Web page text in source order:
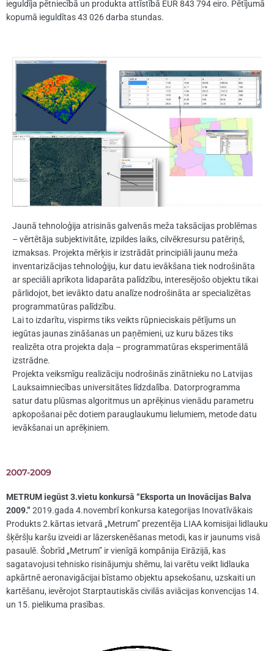
ieguldīja pētniecībā un produkta attīstībā EUR 843 794 eiro. Pētījumā
kopumā ieguldītas 43 026 darba stundas.
Jaunā tehnoloģija atrisinās galvenās meža taksācijas problēmas
– vērtētāja subjektivitāte, izpildes laiks, cilvēkresursu patēriņš,
izmaksas. Projekta mērķis ir izstrādāt principiāli jaunu meža
inventarizācijas tehnoloģiju, kur datu ievākšana tiek nodrošināta
ar speciāli aprīkota lidaparāta palīdzību, interesējošo objektu tikai
pārlidojot, bet ievākto datu analīze nodrošināta ar specializētas
programmatūras palīdzību.
Lai to izdarītu, vispirms tiks veikts rūpnieciskais pētījums un
iegūtas jaunas zināšanas un paņēmieni, uz kuru bāzes tiks
realizēta otra projekta daļa – programmatūras eksperimentālā
izstrādne.
Projekta veiksmīgu realizāciju nodrošinās zinātnieku no Latvijas
Lauksaimniecības universitātes līdzdalība. Datorprogramma
satur datu plūsmas algoritmus un aprēķinus vienādu parametru
apkopošanai pēc dotiem parauglaukumu lielumiem, metode datu
ievākšanai un aprēķiniem.
2007-2009
METRUM iegūst 3.vietu konkursā “Eksporta un Inovācijas Balva
2009.” 2019.gada 4.novembrī konkursa kategorijas Inovatīvākais
Produkts 2.kārtas ietvarā „Metrum” prezentēja LIAA komisijai lidlauku
šķēršļu karšu izveidi ar lāzerskenēšanas metodi, kas ir jaunums visā
pasaulē. Šobrīd „Metrum” ir vienīgā kompānija Eirāzijā, kas
sagatavojusi tehnisko risinājumju shēmu, lai varētu veikt lidlauka
apkārtnē aeronavigācijai bīstamo objektu apsekošanu, uzskaiti un
kartēšanu, ievērojot Starptautiskās civilās aviācijas konvencijas 14.
un 15. pielikuma prasības.